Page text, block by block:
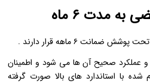
مدت ۶ ماه
۶ ماهه قرار دارند .
عملکرد صحیح آن‌ ها می ‌شود و اطمینان
با استاندارد های بالا صورت گرفته